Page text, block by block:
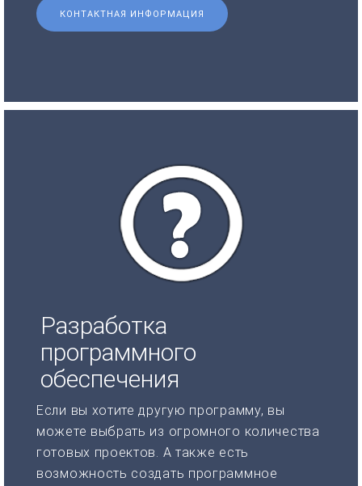
КОНТАКТНАЯ ИНФОРМАЦИЯ
Разработка
программного
обеспечения
Если вы хотите другую программу, вы
можете выбрать из огромного количества
готовых проектов. А также есть
возможность создать программное